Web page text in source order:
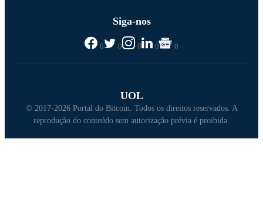
Siga-nos
0 0 0 0 0
UOL
© 2017-2026 Portal do Bitcoin. Todos os direitos reservados. A
reprodução do conteúdo sem autorização prévia é proibida.